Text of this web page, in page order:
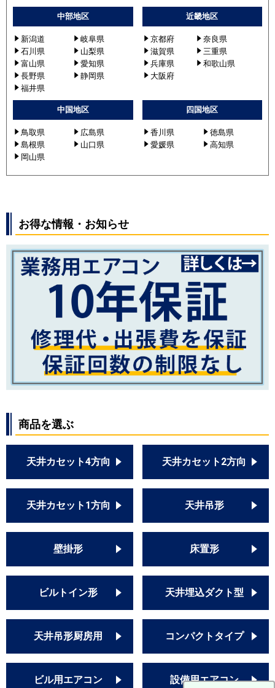
中部地区
新潟道
岐阜県
石川県
山梨県
富山県
愛知県
長野県
静岡県
福井県
近畿地区
京都府
奈良県
滋賀県
三重県
兵庫県
和歌山県
大阪府
中国地区
鳥取県
広島県
島根県
山口県
岡山県
四国地区
香川県
徳島県
愛媛県
高知県
お得な情報・お知らせ
商品を選ぶ
天井カセット4方向 天井カセット2方向
天井カセット1方向 天井吊形
壁掛形 床置形
ビルトイン形 天井埋込ダクト型
天井吊形厨房用 コンパクトタイプ
ビル用エアコン 設備用エアコン